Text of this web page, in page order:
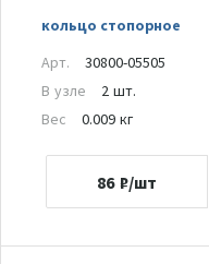
кольцо стопорное
Арт.
30800-05505
В узле
2 шт.
Вес
0.009 кг
86 ₽/шт